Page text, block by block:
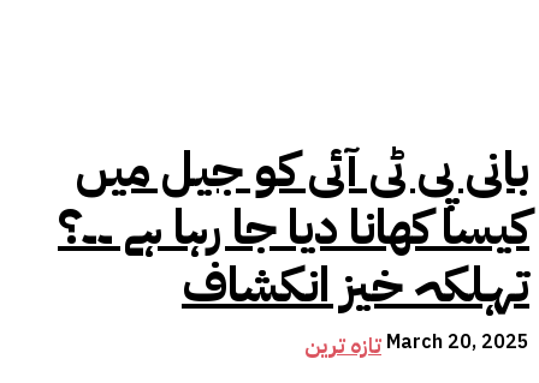
بانی پی ٹی آئی کو جیل میں
کیسا کھانا دیا جا رہا ہے ۔۔؟
تہلکہ خیز انکشاف
تازہ ترین March 20, 2025